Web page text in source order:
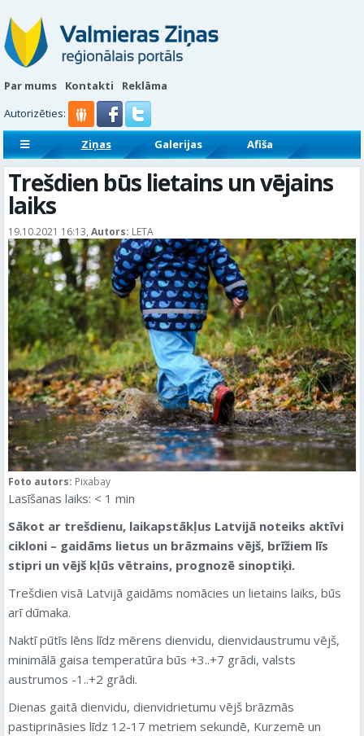
Par mums Kontakti
Reklāma
Autorizēties:
Ziņas Galerijas
Afiša
Sludinājumi
Reklāmraksti
Trešdien būs lietains un vējains
laiks
19.10.2021 16:13, Autors: LETA
Foto autors: Pixabay
Lasīšanas laiks: < 1 min
Sākot ar trešdienu, laikapstākļus Latvijā noteiks aktīvi
cikloni – gaidāms lietus un brāzmains vējš, brīžiem līs
stipri un vējš kļūs vētrains, prognozē sinoptiķi.
Trešdien visā Latvijā gaidāms nomācies un lietains laiks, būs
arī dūmaka.
Naktī pūtīs lēns līdz mērens dienvidu, dienvidaustrumu vējš,
minimālā gaisa temperatūra būs +3..+7 grādi, valsts
austrumos -1..+2 grādi.
Dienas gaitā dienvidu, dienvidrietumu vējš brāzmās
pastiprināsies līdz 12-17 metriem sekundē, Kurzemē un